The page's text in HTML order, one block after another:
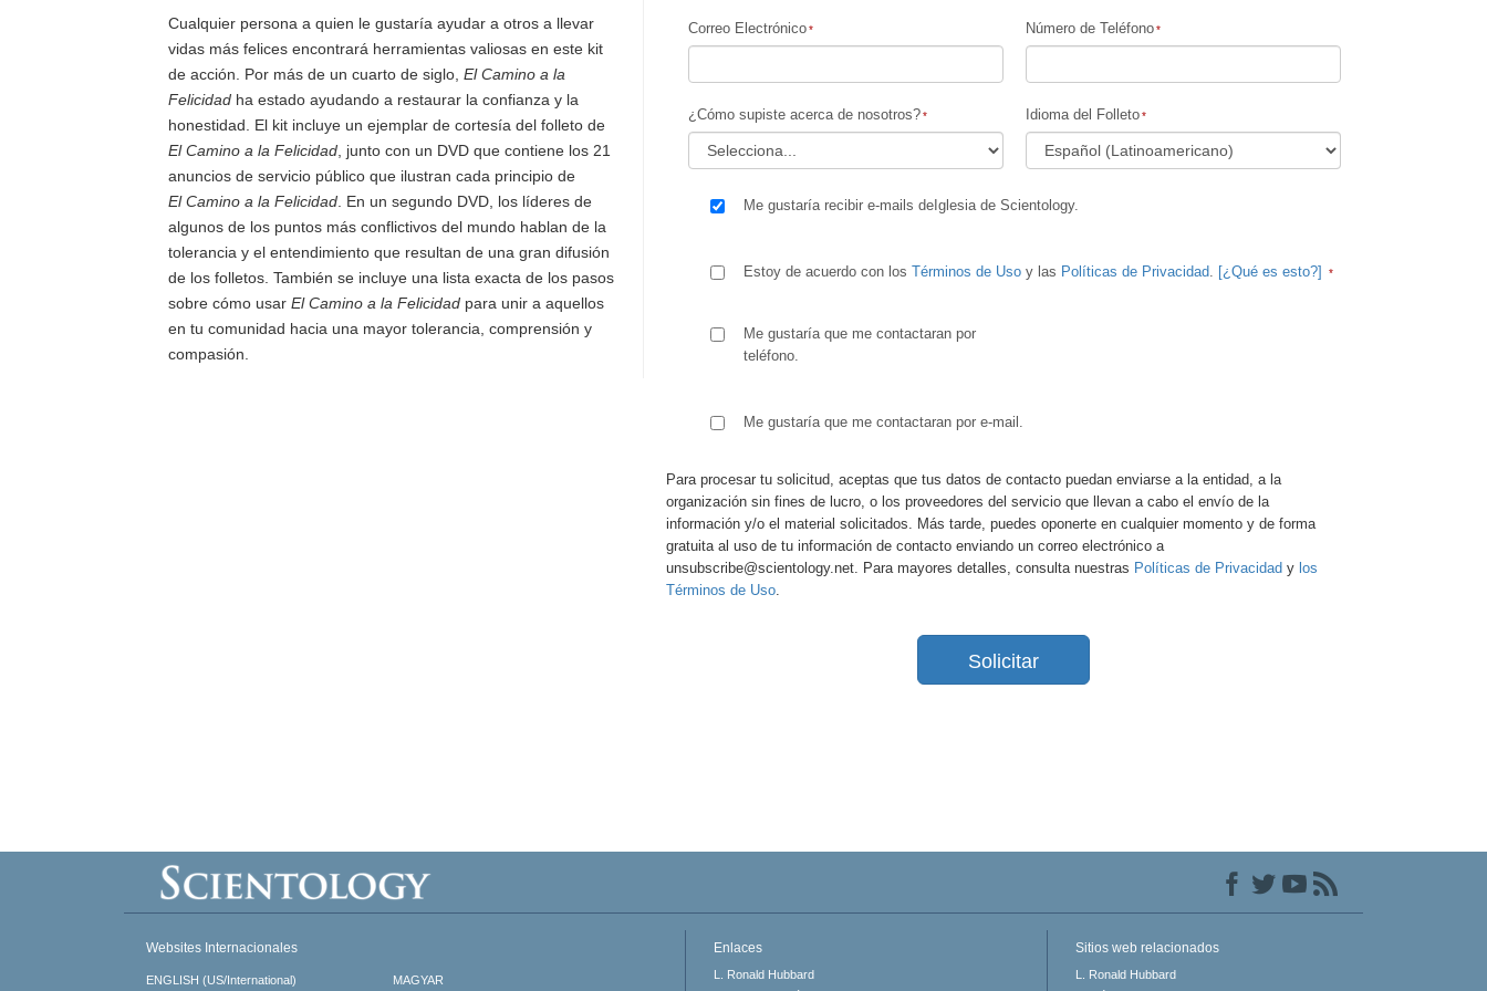
Cualquier persona a quien le gustaría ayudar a otros a llevar
vidas más felices encontrará herramientas valiosas en este kit
de acción. Por más de un cuarto de siglo, El Camino a la
Felicidad ha estado ayudando a restaurar la confianza y la
honestidad. El kit incluye un ejemplar de cortesía del folleto de
El Camino a la Felicidad , junto con un DVD que contiene los 21
anuncios de servicio público que ilustran cada principio de
El Camino a la Felicidad . En un segundo DVD, los líderes de
algunos de los puntos más conflictivos del mundo hablan de la
tolerancia y el entendimiento que resultan de una gran difusión
de los folletos. También se incluye una lista exacta de los pasos
sobre cómo usar El Camino a la Felicidad para unir a aquellos
en tu comunidad hacia una mayor tolerancia, comprensión y
compasión.
Correo Electrónico Número de Teléfono
¿Cómo supiste acerca de nosotros? Idioma del Folleto
Me gustaría recibir e-mails deIglesia de Scientology.
Estoy de acuerdo con los Términos de Uso y las Políticas de Privacidad. [¿Qué es esto?]
Me gustaría que me contactaran por
teléfono.
Me gustaría que me contactaran por e-mail.
Para procesar tu solicitud, aceptas que tus datos de contacto puedan enviarse a la entidad, a la
organización sin fines de lucro, o los proveedores del servicio que llevan a cabo el envío de la
información y/o el material solicitados. Más tarde, puedes oponerte en cualquier momento y de forma
gratuita al uso de tu información de contacto enviando un correo electrónico a
unsubscribe@scientology.net. Para mayores detalles, consulta nuestras Políticas de Privacidad y los
Términos de Uso.
Solicitar
Websites Internacionales
ENGLISH (US/International) MAGYAR
Enlaces
L. Ronald Hubbard
Sitios web relacionados
L. Ronald Hubbard